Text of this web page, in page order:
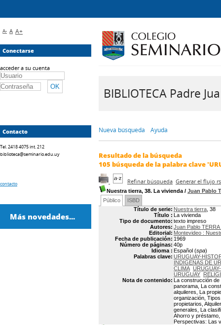
BIBLIOTECA Padre
Nueva búsqueda Ayuda
Resultado de la búsqueda
105 búsqueda de la palabra clave
Refinar búsqueda Generar el flujo
Nuestra tierra, 38. La vivienda / Juan Pablo
Público
ISBD
Título de serie: Nuestra tierra , 38
Título : La vivienda
Tipo de documento: texto impreso
Autores: Juan Pablo
Editorial: Montevideo :
Fecha de publicación: 1969
Número de páginas: 40p
Idioma : Español (spa)
Palabras clave: URUGUAY-
INDIGENAS DE
CLIMA
URUGUAY
Nota de contenido: La construcción de
panorama, La
alquileres, La
organización,
propietarios,
generales, La
Ahorro y
Perspectivas: Las
A- A A+
Conectarse
acceder a su cuenta
Contacto
Tel. 2418 4075 int. 212
biblioteca@seminario.edu.uy
contacto
Más novedades...